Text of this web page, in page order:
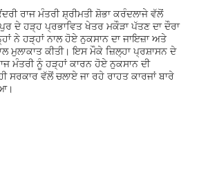
ਰਾਜ ਮੰਤਰੀ ਸ਼੍ਰੀਮਤੀ ਸ਼ੋਭਾ ਕਰੰਦਲਾਜੇ ਵੱਲੋਂ
ਦੇ ਹੜ੍ਹ ਪ੍ਰਭਾਵਿਤ ਖੇਤਰ ਮਕੌੜਾ ਪੱਤਣ ਦਾ ਦੌਰਾ
ਨੇ ਹੜ੍ਹਾਂ ਨਾਲ ਹੋਏ ਨੁਕਸਾਨ ਦਾ ਜਾਇਜ਼ਾ ਅਤੇ
ਮੁਲਾਕਾਤ ਕੀਤੀ। ਇਸ ਮੌਕੇ ਜ਼ਿਲ੍ਹਾ ਪ੍ਰਸ਼ਾਸਨ ਦੇ
ਮੰਤਰੀ ਨੂੰ ਹੜ੍ਹਾਂ ਕਾਰਨ ਹੋਏ ਨੁਕਸਾਨ ਦੀ
ਸਰਕਾਰ ਵੱਲੋਂ ਚਲਾਏ ਜਾ ਰਹੇ ਰਾਹਤ ਕਾਰਜਾਂ ਬਾਰੇ